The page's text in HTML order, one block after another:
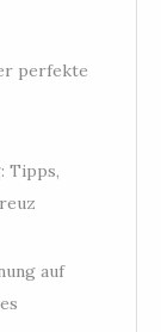
perfekte
Tipps,
auf